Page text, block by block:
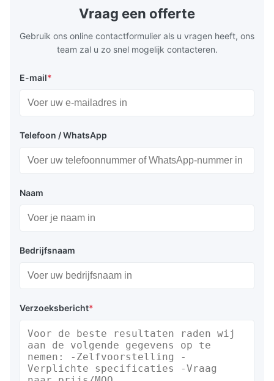
layout, it integrates turning, drilling and
boring for multi-process machining. Ideal
Vraag een offerte
Gebruik ons online contactformulier als u vragen heeft, ons
team zal u zo snel mogelijk contacteren.
E-mail*
Telefoon / WhatsApp
Naam
Bedrijfsnaam
Verzoeksbericht*